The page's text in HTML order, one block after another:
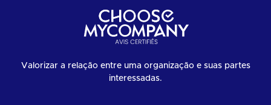
Valorizar a relação entre uma organização e suas partes
interessadas.